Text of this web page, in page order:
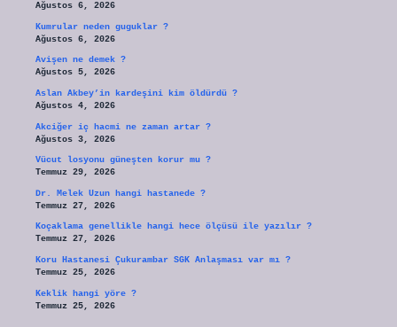
Ağustos 6, 2026
Kumrular neden guguklar ?
Ağustos 6, 2026
Avişen ne demek ?
Ağustos 5, 2026
Aslan Akbey’in kardeşini kim öldürdü ?
Ağustos 4, 2026
Akciğer iç hacmi ne zaman artar ?
Ağustos 3, 2026
Vücut losyonu güneşten korur mu ?
Temmuz 29, 2026
Dr. Melek Uzun hangi hastanede ?
Temmuz 27, 2026
Koçaklama genellikle hangi hece ölçüsü ile yazılır ?
Temmuz 27, 2026
Koru Hastanesi Çukurambar SGK Anlaşması var mı ?
Temmuz 25, 2026
Keklik hangi yöre ?
Temmuz 25, 2026